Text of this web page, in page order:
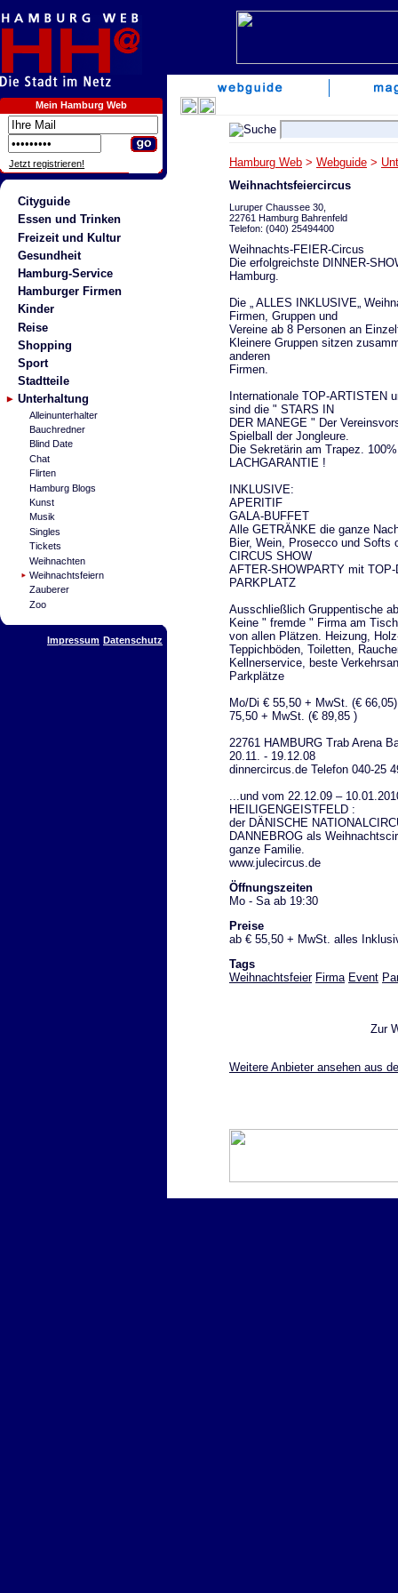
Mein Hamburg Web
Jetzt registrieren!
Cityguide
Essen und Trinken
Freizeit und Kultur
Gesundheit
Hamburg-Service
Hamburger Firmen
Kinder
Reise
Shopping
Sport
Stadtteile
Unterhaltung
Alleinunterhalter
Bauchredner
Blind Date
Chat
Flirten
Hamburg Blogs
Kunst
Musik
Singles
Tickets
Weihnachten
Weihnachtsfeiern
Zauberer
Zoo
Impressum Datenschutz
Hamburg Web > Webguide >
Weihnachtsfeiercircus
Luruper Chaussee 30,
22761 Hamburg Bahrenfeld
Telefon: (040) 25494400
Weihnachts-FEIER-Circus
Die erfolgreichste DINNER-
Hamburg.
Die „ ALLES INKLUSIVE„
Firmen, Gruppen und
Vereine ab 8 Personen an
Kleinere Gruppen sitzen
anderen
Firmen.
Internationale TOP-ARTISTEN
sind die " STARS IN
DER MANEGE " Der
Spielball der Jongleure.
Die Sekretärin am Trapez. 100%
LACHGARANTIE !
INKLUSIVE:
APERITIF
GALA-BUFFET
Alle GETRÄNKE die ganze
Bier, Wein, Prosecco und Softs
CIRCUS SHOW
AFTER-SHOWPARTY mit TOP-
PARKPLATZ
Ausschließlich Gruppentische
Keine " fremde " Firma am
von allen Plätzen. Heizung,
Teppichböden, Toiletten,
Kellnerservice, beste
Parkplätze
Mo/Di € 55,50 + MwSt. (€
75,50 + MwSt. (€ 89,85 )
22761 HAMBURG Trab Arena
20.11. - 19.12.08
dinnercircus.de Telefon 040-25
...und vom 22.12.09 –
HEILIGENGEISTFELD :
der DÄNISCHE
DANNEBROG als
ganze Familie.
www.julecircus.de
Öffnungszeiten
Mo - Sa ab 19:30
Preise
ab € 55,50 + MwSt. alles
Tags
Weihnachtsfeier Firma Event
Zur
Weitere Anbieter ansehen aus